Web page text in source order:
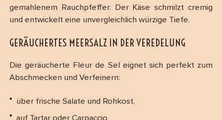
gemahlenem Rauchpfeffer. Der Käse schmilzt cremig
und entwickelt eine unvergleichlich würzige Tiefe.
GERÄUCHERTES MEERSALZ IN DER VEREDELUNG
Die geräucherte Fleur de Sel eignet sich perfekt zum
Abschmecken und Verfeinern:
über frische Salate und Rohkost,